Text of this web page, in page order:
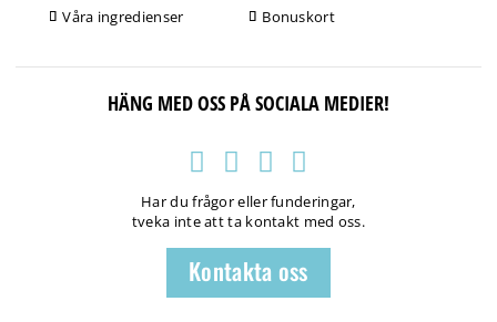
Våra ingredienser Bonuskort
HÄNG MED OSS PÅ SOCIALA MEDIER!
Har du frågor eller funderingar,
tveka inte att ta kontakt med oss.
Kontakta oss